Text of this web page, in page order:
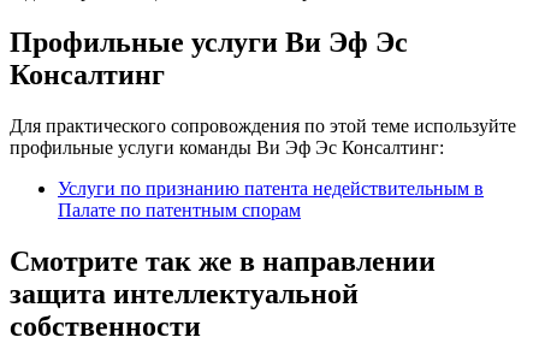
Профильные услуги Ви Эф Эс
Консалтинг
Для практического сопровождения по этой теме используйте
профильные услуги команды Ви Эф Эс Консалтинг:
Услуги по признанию патента недействительным в
Палате по патентным спорам
Смотрите так же в направлении
защита интеллектуальной
собственности